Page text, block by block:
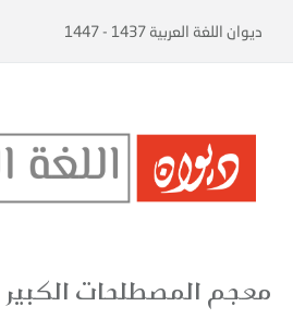
ديوان اللغة العربية 1437 - 1447
معجم المصطلحات الكبير